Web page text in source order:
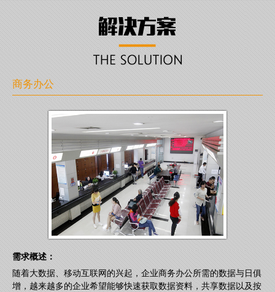
商务办公
需求概述：
随着大数据、移动互联网的兴起，企业商务办公所需的数据与日俱
增，越来越多的企业希望能够快速获取数据资料，共享数据以及按